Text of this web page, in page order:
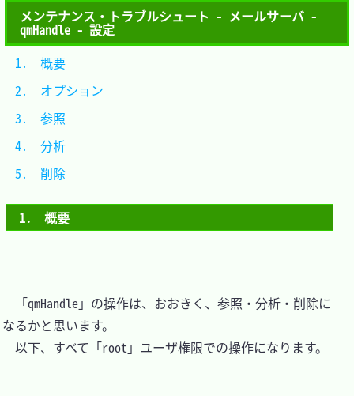
メンテナンス・トラブルシュート - メールサーバ -
qmHandle - 設定
1.　概要
「qmHandle」の操作は、おおきく、参照・分析・削除に
なるかと思います。
以下、すべて「root」ユーザ権限での操作になります。